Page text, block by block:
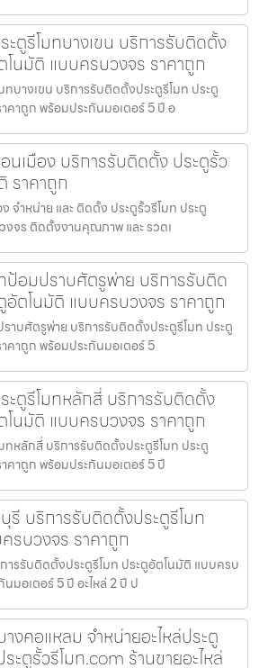
ตูรีโมทบางเขน บริการรับติดตั้ง
โนมัติ แบบครบวงจร ราคาถูก
บางเขน บริการรับติดตั้งประตูรีโมท ประตู
คาถูก พร้อมประกันมอเตอร์ 5 ปี อ
เมือง บริการรับติดตั้ง ประตูรั้ว
ราคาถูก
จำหน่าย และ ติดตั้ง ประตูรั้วรีโมท ประตู
จร ติดตั้งงานคุณภาพ และ รวดเ
ป้อมปราบศัตรูพ่าย บริการรับติด
อัตโนมัติ แบบครบวงจร ราคาถูก
าบศัตรูพ่าย บริการรับติดตั้งประตูรีโมท ประตู
คาถูก พร้อมประกันมอเตอร์ 5
ะตูรีโมทหลักสี่ บริการรับติดตั้ง
โนมัติ แบบครบวงจร ราคาถูก
ทหลักสี่ บริการรับติดตั้งประตูรีโมท ประตู
คาถูก พร้อมประกันมอเตอร์ 5 ปี
รี บริการรับติดตั้งประตูรีโมท
รบวงจร ราคาถูก
รรับติดตั้งประตูรีโมท ประตูอัตโนมัติ แบบครบ
มอเตอร์ 5 ปี อะไหล่ 2 ปี ป
งคอแหลม จำหน่ายอะไหล่ประตู
ะตูรั้วรีโมท.com ร้านขายอะไหล่